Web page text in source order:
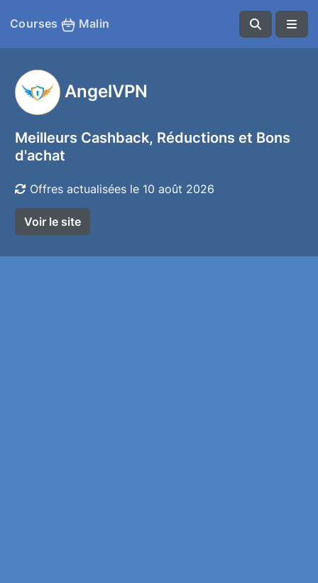
Courses Malin
AngelVPN
Meilleurs Cashback, Réductions et Bons
d'achat
Offres actualisées le 10 août 2026
Voir le site